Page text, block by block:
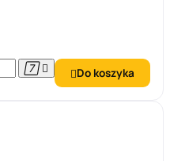
  Do koszyka